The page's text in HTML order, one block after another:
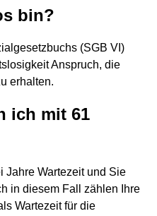
bin?
(SGB VI)
Anspruch, die
erhalten.
ich mit 61
Jahre Wartezeit und Sie
in diesem Fall zählen Ihre
Wartezeit für die